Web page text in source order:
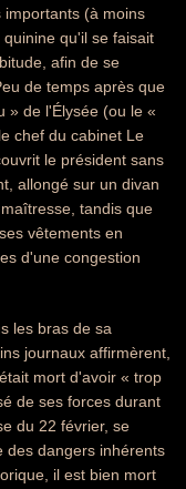
(à moins
qu'il se faisait
afin de se
de temps après que
» de l'Élysée (ou le «
chef du cabinet Le
le président sans
allongé sur un divan
tandis que
vêtements en
d'une congestion
les bras de sa
journaux affirmèrent,
mort d'avoir « trop
de ses forces durant
du 22 février, se
des dangers inhérents
il est bien mort